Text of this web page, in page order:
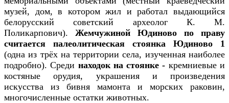
музей, дом, в котором жил и работал выдающийся
белорусский советский археолог К. М.
Поликарпович). Жемчужиной Юдиново по праву
считается палеолитическая стоянка Юдиново 1
(одна из трёх на территории села, изученная наиболее
подробно). Среди находок на стоянке - кремниевые и
костяные орудия, украшения и произведения
искусства из бивня мамонта и морских раковин,
многочисленные остатки животных.